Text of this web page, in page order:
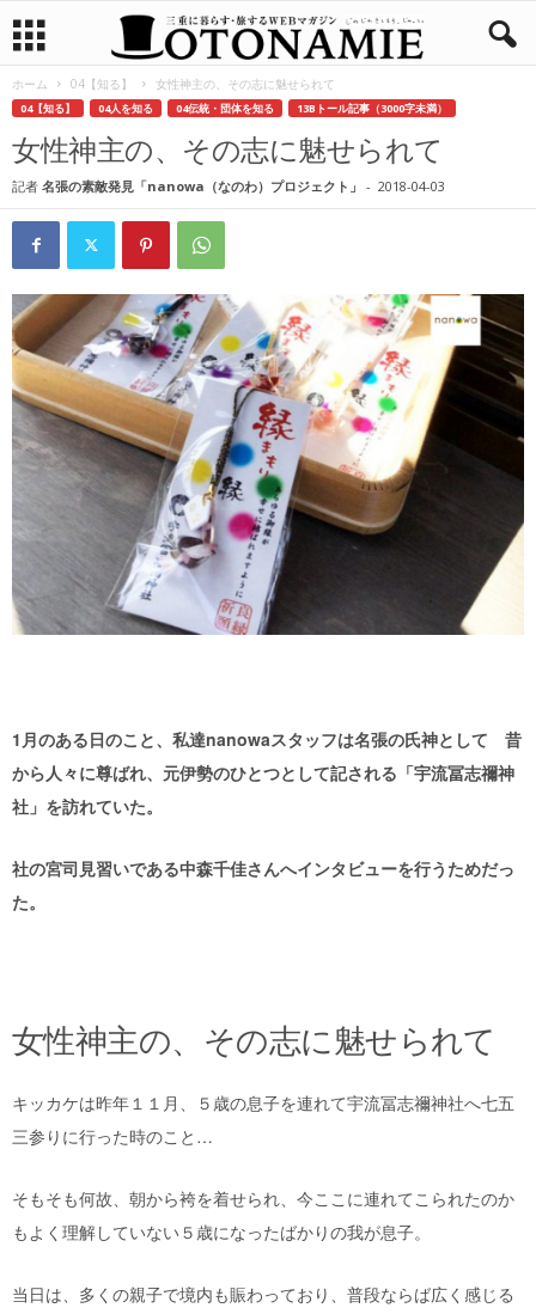
ホーム 04【知る】 女性神主の、その志に魅せられて
04【知る】 04人を知る 04伝統・団体を知る 13Bトール記事（3000字未満）
女性神主の、その志に魅せられて
記者 名張の素敵発見「nanowa（なのわ）プロジェクト」 - 2018-04-03
1月のある日のこと、私達nanowaスタッフは名張の氏神として 昔
から人々に尊ばれ、元伊勢のひとつとして記される「宇流冨志禰神
社」を訪れていた。
社の宮司見習いである中森千佳さんへインタビューを行うためだっ
た。
女性神主の、その志に魅せられて
キッカケは昨年１１月、５歳の息子を連れて宇流冨志禰神社へ七五
三参りに行った時のこと…
そもそも何故、朝から袴を着せられ、今ここに連れてこられたのか
もよく理解していない５歳になったばかりの我が息子。
当日は、多くの親子で境内も賑わっており、普段ならば広く感じる